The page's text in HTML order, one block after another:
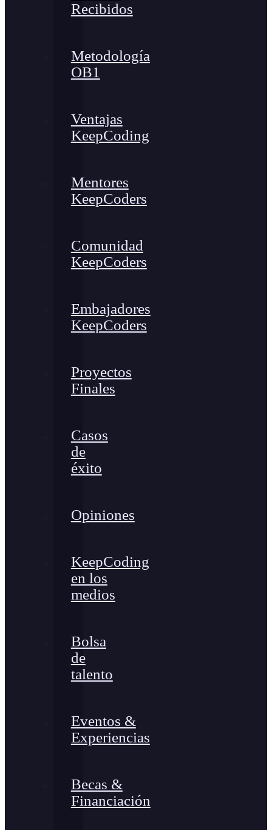
Recibidos
Metodología
OB1
Ventajas
KeepCoding
Mentores
KeepCoders
Comunidad
KeepCoders
Embajadores
KeepCoders
Proyectos
Finales
Casos
de
éxito
Opiniones
KeepCoding
en los
medios
Bolsa
de
talento
Eventos &
Experiencias
Becas &
Financiación